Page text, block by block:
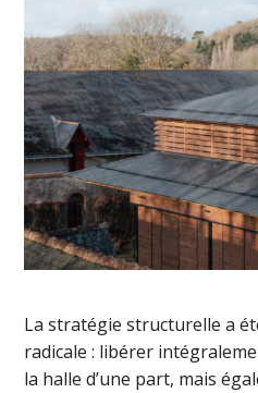
La stratégie structurelle a
radicale : libérer
la halle d’une part, mais